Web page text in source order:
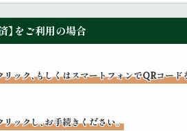
】をご利用の場合
リック、もしくはスマートフォンでQRコー
リックし、お手続きください。